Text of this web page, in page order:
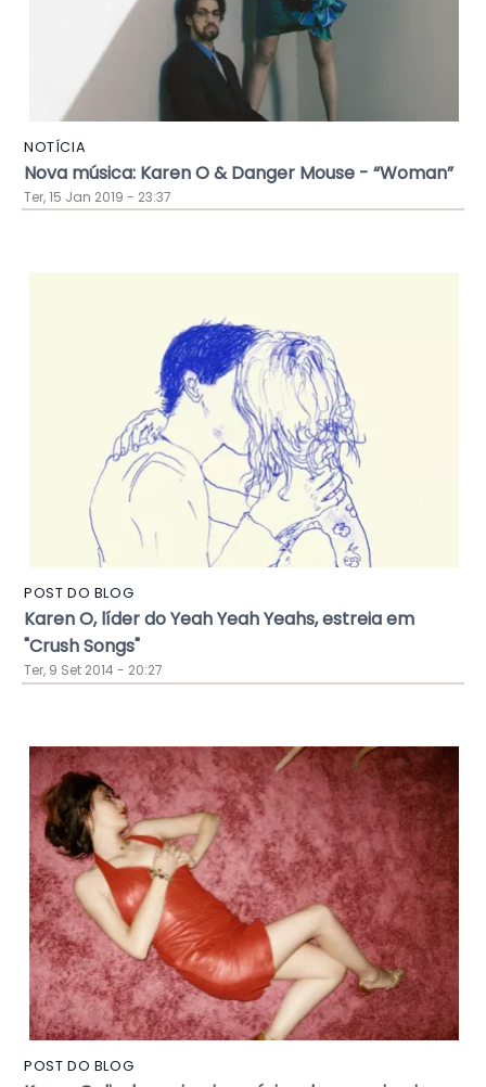
NOTÍCIA
Nova música: Karen O & Danger Mouse - “Woman”
Ter, 15 Jan 2019 - 23:37
POST DO BLOG
Karen O, líder do Yeah Yeah Yeahs, estreia em
"Crush Songs"
Ter, 9 Set 2014 - 20:27
POST DO BLOG